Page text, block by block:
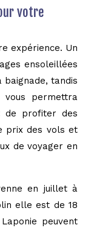
votre
expérience. Un
ensoleillées
tandis
vous permettra
de profiter des
prix des vols et
de voyager en
en juillet à
elle est de 18
peuvent